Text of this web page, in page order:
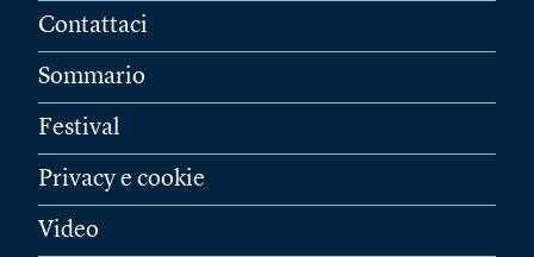
Contattaci
Sommario
Festival
Privacy e cookie
Video